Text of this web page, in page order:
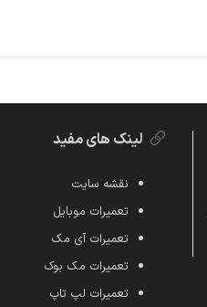
لینک های مفید
نقشه سایت
تعمیرات موبایل
تعمیرات آی مک
تعمیرات مک بوک
تعمیرات لپ تاپ